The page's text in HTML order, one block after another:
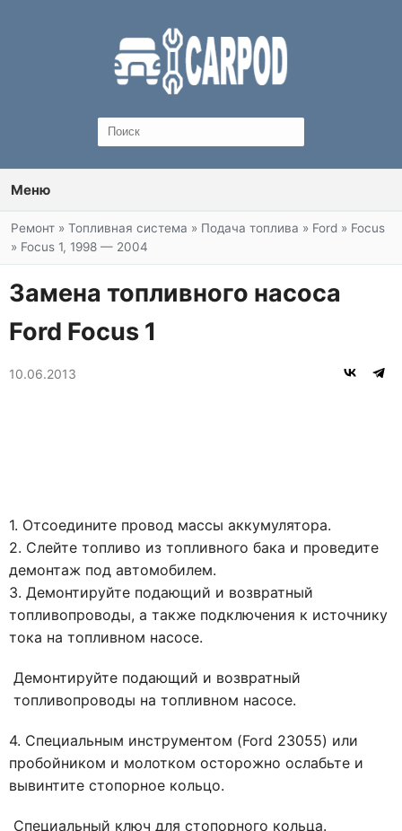
Меню
Вы здесь
Ремонт » Топливная система » Подача топлива » Ford » Focus
» Focus 1, 1998 — 2004
Замена топливного насоса
Ford Focus 1
10.06.2013
1. Отсоедините провод массы аккумулятора.
2. Слейте топливо из топливного бака и проведите
демонтаж под автомобилем.
3. Демонтируйте подающий и возвратный
топливопроводы, а также подключения к источнику
тока на топливном насосе.
Демонтируйте подающий и возвратный
топливопроводы на топливном насосе.
4. Специальным инструментом (Ford 23055) или
пробойником и молотком осторожно ослабьте и
вывинтите стопорное кольцо.
Специальный ключ для стопорного кольца.